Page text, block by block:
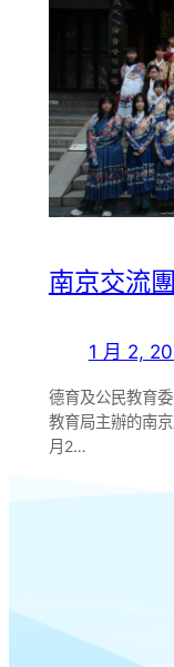
南京交流
1 月 2,
德育及公民教育
教育局主辦的南
月2…